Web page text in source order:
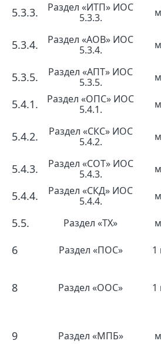
5.3.3.
Раздел «ИТП» ИОС
5.3.3.
5.3.4.
Раздел «АОВ» ИОС
5.3.4.
5.3.5.
Раздел «АПТ» ИОС
5.3.5.
5.4.1.
Раздел «ОПС» ИОС
5.4.1.
5.4.2.
Раздел «СКС» ИОС
5.4.2.
5.4.3.
Раздел «СОТ» ИОС
5.4.3.
5.4.4.
Раздел «СКД» ИОС
5.4.4.
5.5. Раздел «ТХ»
6 Раздел «ПОС» 1
8 Раздел «ООС» 1
9 Раздел «МПБ»